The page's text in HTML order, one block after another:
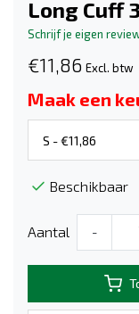
Long Cuff
Schrijf je eigen
€11,86 Excl. btw
Maak een
Beschikbaar
Aantal -